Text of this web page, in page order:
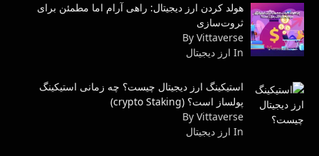
هولد کردن ارز دیجیتال: راهی آرام اما مطمئن برای
ثروت‌سازی
By Vittaverse
In ارز دیجیتال
استیکینگ ارز دیجیتال چیست؟ چه زمانی استیکینگ
پولساز است؟ (crypto Staking)
By Vittaverse
In ارز دیجیتال